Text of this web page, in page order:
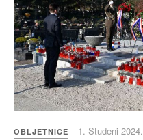
OBLJETNICE 1. Studeni 2024.